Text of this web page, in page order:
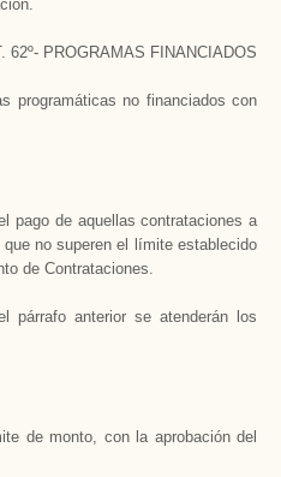
62º- PROGRAMAS FINANCIADOS
no financiados con
pago de aquellas contrataciones a
no superen el límite establecido
de Contrataciones.
párrafo anterior se atenderán los
de monto, con la aprobación del